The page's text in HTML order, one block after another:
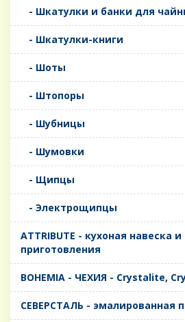
- Шкатулки и банки для
- Шкатулки-книги
- Шоты
- Штопоры
- Шубницы
- Шумовки
- Щипцы
- Электрощипцы
ATTRIBUTE - кухоная навеска
приготовления
BOHEMIA - ЧЕХИЯ - Crystalite,
CЕВЕРСТАЛЬ - эмалированная